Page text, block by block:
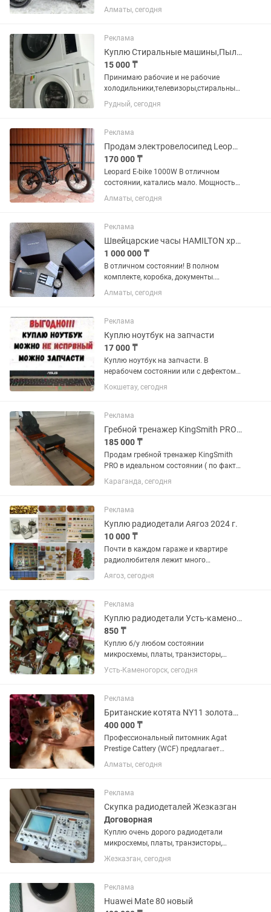
ремонте не попадал в ДТП и не
попадал в дождь и хранился всегда
шины и тормозные колодки по мере...
Алматы, сегодня
Реклама
Куплю Стиральные машины,Пылесосы,Телевизоры,Холодильники
15 000 ₸
Принимаю рабочие и не рабочие
холодильники,телевизоры,стиральные
машины ,пылесосы .
Рудный, сегодня
Реклама
Продам электровелосипед Leopard E-bike 1000W
170 000 ₸
Leopard E-bike 1000W В отличном
состоянии, катались мало. Мощность
двигателя: 1000W Тип привода: мотор -
заднее колесо Макс. скорость: 60 км/ч.
Тип аккумулятора:...
Алматы, сегодня
Реклама
Швейцарские часы HAMILTON хронограф
1 000 000 ₸
В отличном состоянии! В полном
комплекте, коробка, документы.
Куплены мной в официальном
магазине 5 лет назад за 2.3 млн.
Алматы, сегодня
Реклама
Куплю ноутбук на запчасти
17 000 ₸
Куплю ноутбук на запчасти. В
нерабочем состоянии или с дефектом.
Новее 2010 года выпуска.
Кокшетау, сегодня
Реклама
Гребной тренажер KingSmith PRO (состояние нового)
185 000 ₸
Продам гребной тренажер KingSmith
PRO в идеальном состоянии ( по факту
как новый, но без коробки уже). Куплен
в марте 2026 года. Использовался
и неинтенсивно....
Караганда, сегодня
Реклама
Куплю радиодетали Аягоз 2024 г.
10 000 ₸
Почти в каждом гараже и квартире
радиолюбителя лежит много
неприметного на первый взгляд хлама,
но это не так. В наше время это стоит
городе было много заводов по...
Аягоз, сегодня
Реклама
Куплю радиодетали Усть-каменогорск
850 ₸
Куплю б/у любом состоянии
микросхемы, платы, транзисторы,
разъемы,реле, контакты от пускателей
и контакты от реле. Приборы-КИП и их
генераторы, частотомеры советских...
Усть-Каменогорск, сегодня
Реклама
Британские котята NY11 золотая шиншилла
400 000 ₸
Профессиональный питомник Agat
Prestige Cattery (WCF) предлагает
британских золотых котят с
превосходными породными данными,
уравновешенным темпераментом.
Наши...
Алматы, сегодня
Реклама
Скупка радиодеталей Жезказган
Договорная
Куплю очень дорого радиодетали
микросхемы, платы, транзисторы,
разъемы,реле, контакты от пускателей
и контакты от реле. Приборы-КИП и их
генераторы, частотомеры...
Жезказган, сегодня
Реклама
Huawei Mate 80 новый